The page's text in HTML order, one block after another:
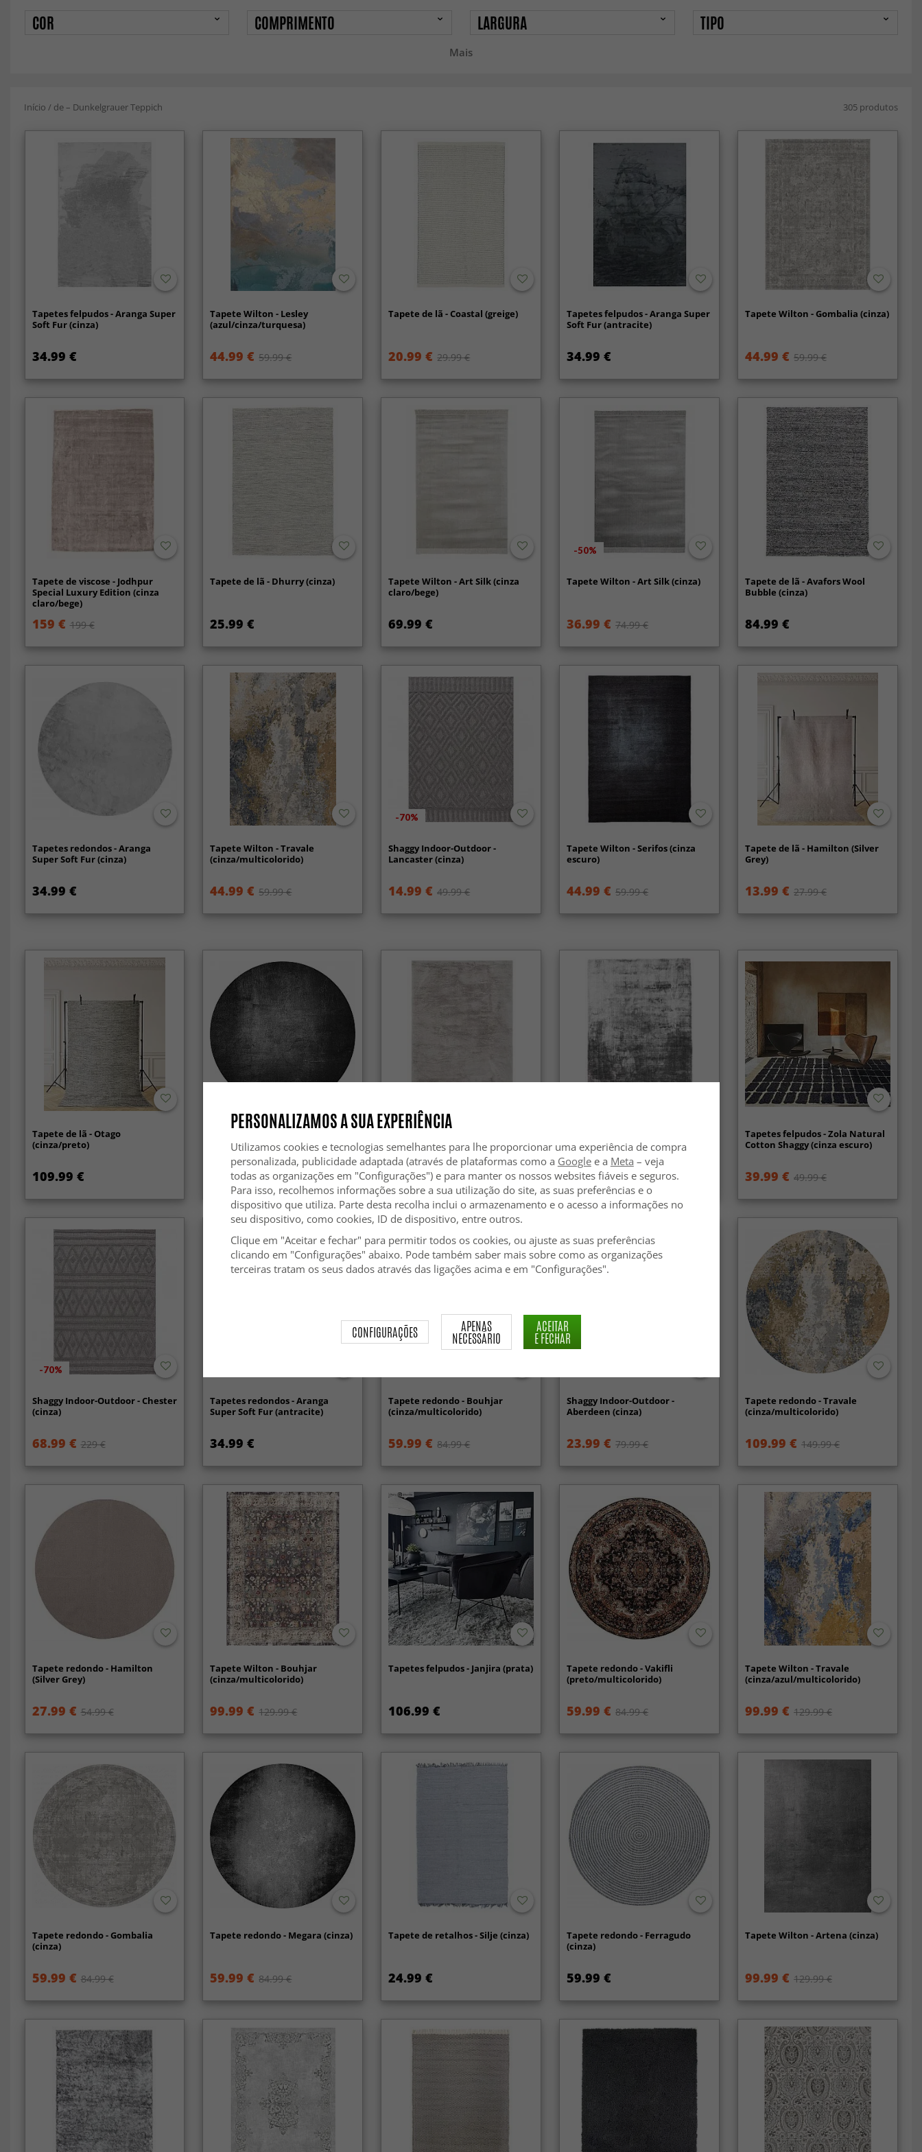
Mais
COR COMPRIMENTO LARGURA TIPO
Início / de – Dunkelgrauer Teppich 305 produtos
Tapetes felpudos - Aranga Super
Soft Fur (cinza)
34.99 €
Tapete Wilton - Lesley
(azul/cinza/turquesa)
44.99 € 59.99 €
Tapete de lã - Coastal (greige)
20.99 € 29.99 €
Tapetes felpudos - Aranga Super
Soft Fur (antracite)
34.99 €
Tapete Wilton - Gombalia (cinza)
44.99 € 59.99 €
Tapete de viscose - Jodhpur
Special Luxury Edition (cinza
claro/bege)
159 € 199 €
Tapete de lã - Dhurry (cinza)
25.99 €
Tapete Wilton - Art Silk (cinza
claro/bege)
69.99 €
-50%
Tapete Wilton - Art Silk (cinza)
36.99 € 74.99 €
Tapete de lã - Avafors Wool
Bubble (cinza)
84.99 €
Tapetes redondos - Aranga
Super Soft Fur (cinza)
34.99 €
Tapete Wilton - Travale
(cinza/multicolorido)
44.99 € 59.99 €
-70%
Shaggy Indoor-Outdoor -
Lancaster (cinza)
14.99 € 49.99 €
Tapete Wilton - Serifos (cinza
escuro)
44.99 € 59.99 €
Tapete de lã - Hamilton (Silver
Grey)
13.99 € 27.99 €
Tapete de lã - Otago
(cinza/preto)
109.99 €
escuro)
59.99 € 84.99 €
Soft (cinza)
39.99 €
Special Luxury Edition (cinza)
149.99 € 189 €
Tapetes felpudos - Zola Natural
Cotton Shaggy (cinza escuro)
39.99 € 49.99 €
-70%
Shaggy Indoor-Outdoor - Chester
(cinza)
68.99 € 229 €
Tapetes redondos - Aranga
Super Soft Fur (antracite)
34.99 €
Tapete redondo - Bouhjar
(cinza/multicolorido)
59.99 € 84.99 €
Shaggy Indoor-Outdoor -
Aberdeen (cinza)
23.99 € 79.99 €
Tapete redondo - Travale
(cinza/multicolorido)
109.99 € 149.99 €
Tapete redondo - Hamilton
(Silver Grey)
27.99 € 54.99 €
Tapete Wilton - Bouhjar
(cinza/multicolorido)
99.99 € 129.99 €
Tapetes felpudos - Janjira (prata)
106.99 €
Tapete redondo - Vakifli
(preto/multicolorido)
59.99 € 84.99 €
Tapete Wilton - Travale
(cinza/azul/multicolorido)
99.99 € 129.99 €
Tapete redondo - Gombalia
(cinza)
59.99 € 84.99 €
Tapete redondo - Megara (cinza)
59.99 € 84.99 €
Tapete de retalhos - Silje (cinza)
24.99 €
Tapete redondo - Ferragudo
(cinza)
59.99 €
Tapete Wilton - Artena (cinza)
99.99 € 129.99 €
PERSONALIZAMOS A SUA EXPERIÊNCIA
Utilizamos cookies e tecnologias semelhantes para lhe proporcionar uma experiência de compra
personalizada, publicidade adaptada (através de plataformas como a Googlee a Meta – veja
todas as organizações em "Configurações") e para manter os nossos websites fiáveis e seguros.
Para isso, recolhemos informações sobre a sua utilização do site, as suas preferências e o
dispositivo que utiliza. Parte desta recolha inclui o armazenamento e o acesso a informações no
seu dispositivo, como cookies, ID de dispositivo, entre outros.
Clique em "Aceitar e fechar" para permitir todos os cookies, ou ajuste as suas preferências
clicando em "Configurações" abaixo. Pode também saber mais sobre como as organizações
terceiras tratam os seus dados através das ligações acima e em "Configurações".
CONFIGURAÇÕES APENAS
NECESSÁRIO
ACEITAR
E FECHAR